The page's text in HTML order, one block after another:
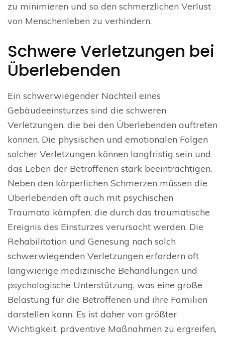
zu minimieren und so den schmerzlichen Verlust
von Menschenleben zu verhindern.
Schwere Verletzungen bei
Überlebenden
Ein schwerwiegender Nachteil eines
Gebäudeeinsturzes sind die schweren
Verletzungen, die bei den Überlebenden auftreten
können. Die physischen und emotionalen Folgen
solcher Verletzungen können langfristig sein und
das Leben der Betroffenen stark beeinträchtigen.
Neben den körperlichen Schmerzen müssen die
Überlebenden oft auch mit psychischen
Traumata kämpfen, die durch das traumatische
Ereignis des Einsturzes verursacht werden. Die
Rehabilitation und Genesung nach solch
schwerwiegenden Verletzungen erfordern oft
langwierige medizinische Behandlungen und
psychologische Unterstützung, was eine große
Belastung für die Betroffenen und ihre Familien
darstellen kann. Es ist daher von größter
Wichtigkeit, präventive Maßnahmen zu ergreifen,